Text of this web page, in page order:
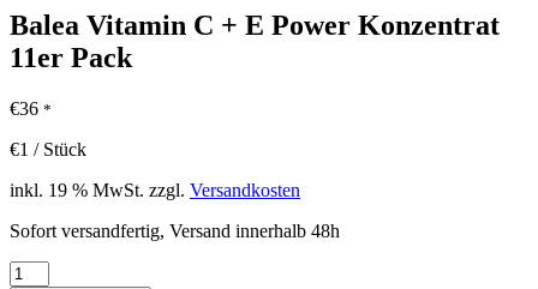
Balea Vitamin C + E Power Konzentrat
11er Pack
€36 *
€1 / Stück
inkl. 19 % MwSt. zzgl. Versandkosten
Sofort versandfertig, Versand innerhalb 48h
Balea